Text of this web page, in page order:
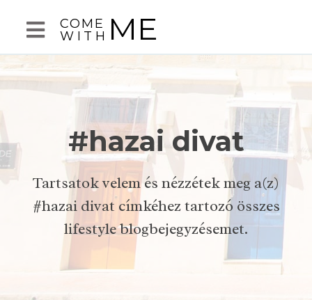
COME
WITH ME
#hazai divat
Tartsatok velem és nézzétek meg a(z)
#hazai divat címkéhez tartozó összes
lifestyle blogbejegyzésemet.